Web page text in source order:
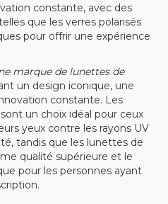
constante, avec des
que les verres polarisés
pour offrir une expérience
marque de lunettes de
un design iconique, une
constante. Les
un choix idéal pour ceux
yeux contre les rayons UV
tandis que les lunettes de
qualité supérieure et le
pour les personnes ayant